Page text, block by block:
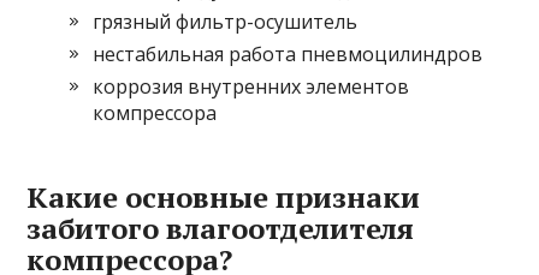
грязный фильтр-осушитель
нестабильная работа пневмоцилиндров
коррозия внутренних элементов
компрессора
Какие основные признаки
забитого влагоотделителя
компрессора?